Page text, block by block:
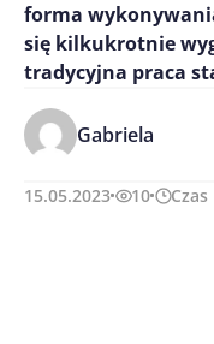
forma
się kilkukrotnie
tradycyjna praca
Gabriela
15.05.2023 10